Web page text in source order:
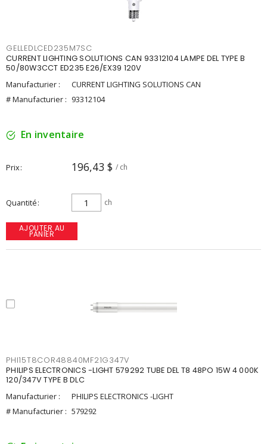
GELLEDLCED235M7SC
CURRENT LIGHTING SOLUTIONS CAN 93312104 LAMPE DEL TYPE B
50/80W3CCT ED235 E26/EX39 120V
Manufacturier :
CURRENT LIGHTING SOLUTIONS CAN
# Manufacturier : 93312104
En inventaire
Prix 196,43 $ / ch
Quantité ch
AJOUTER AU
PANIER
PHI15T8COR48840MF21G347V
PHILIPS ELECTRONICS -LIGHT 579292 TUBE DEL T8 48PO 15W 4 000K
120/347V TYPE B DLC
Manufacturier :
PHILIPS ELECTRONICS -LIGHT
# Manufacturier : 579292